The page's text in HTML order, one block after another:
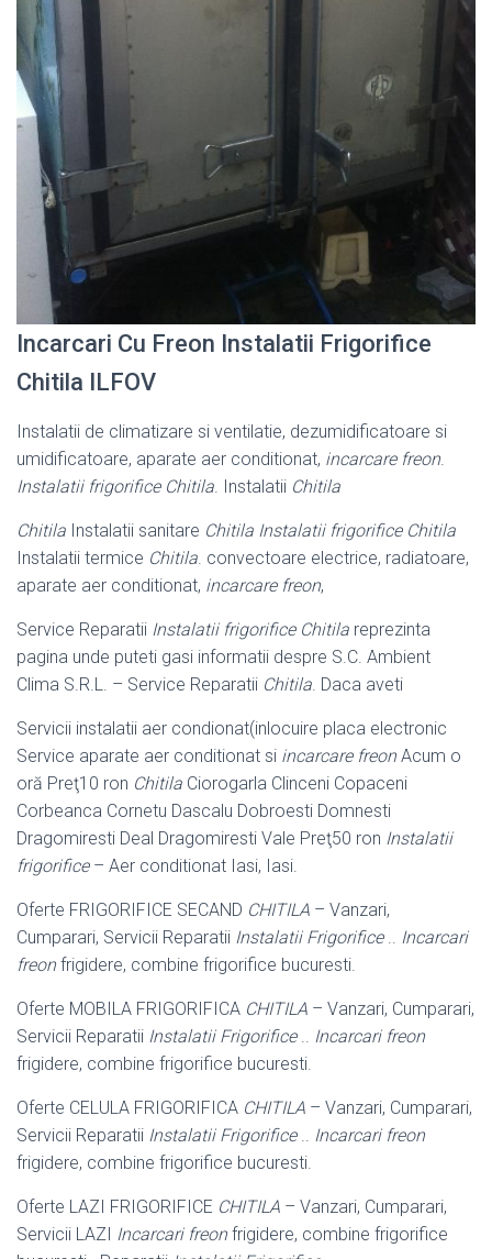
Incarcari Cu Freon Instalatii Frigorifice
Chitila ILFOV
Instalatii de climatizare si ventilatie, dezumidificatoare si
umidificatoare, aparate aer conditionat, incarcare freon.
Instalatii frigorifice Chitila. Instalatii Chitila
Chitila Instalatii sanitare Chitila Instalatii frigorifice Chitila
Instalatii termice Chitila. convectoare electrice, radiatoare,
aparate aer conditionat, incarcare freon,
Service Reparatii Instalatii frigorifice Chitila reprezinta
pagina unde puteti gasi informatii despre S.C. Ambient
Clima S.R.L. – Service Reparatii Chitila. Daca aveti
Servicii instalatii aer condionat(inlocuire placa electronic
Service aparate aer conditionat si incarcare freonAcum o
oră Preţ10 ron Chitila Ciorogarla Clinceni Copaceni
Corbeanca Cornetu Dascalu Dobroesti Domnesti
Dragomiresti Deal Dragomiresti Vale Preţ50 ron Instalatii
frigorifice– Aer conditionat Iasi, Iasi.
Oferte FRIGORIFICE SECAND CHITILA – Vanzari,
Cumparari, Servicii Reparatii Instalatii Frigorifice.. Incarcari
freonfrigidere, combine frigorifice bucuresti.
Oferte MOBILA FRIGORIFICA CHITILA – Vanzari, Cumparari,
Servicii Reparatii Instalatii Frigorifice.. Incarcari freon
frigidere, combine frigorifice bucuresti.
Oferte CELULA FRIGORIFICA CHITILA – Vanzari, Cumparari,
Servicii Reparatii Instalatii Frigorifice.. Incarcari freon
frigidere, combine frigorifice bucuresti.
Oferte LAZI FRIGORIFICE CHITILA – Vanzari, Cumparari,
Servicii LAZI Incarcari freonfrigidere, combine frigorifice